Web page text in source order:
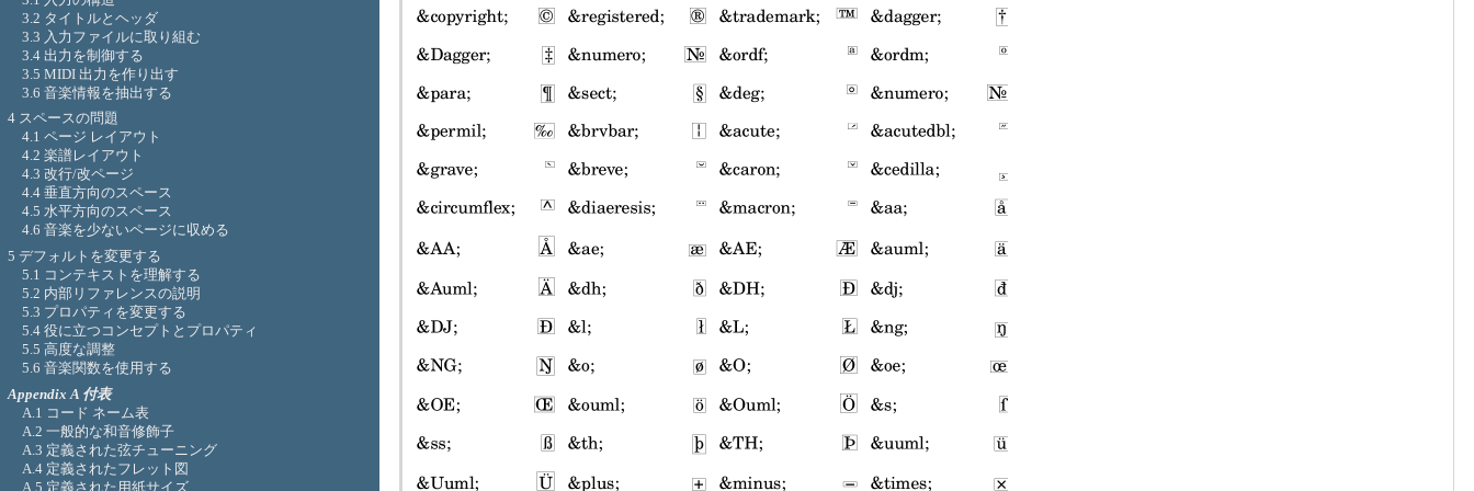
3.2 タイトルとヘッダ
3.3 入力ファイルに取り組む
3.4 出力を制御する
3.5 MIDI 出力を作り出す
3.6 音楽情報を抽出する
4 スペースの問題
4.1 ページ レイアウト
4.2 楽譜レイアウト
4.3 改行/改ページ
4.4 垂直方向のスペース
4.5 水平方向のスペース
4.6 音楽を少ないページに収める
5 デフォルトを変更する
5.1 コンテキストを理解する
5.2 内部リファレンスの説明
5.3 プロパティを変更する
5.4 役に立つコンセプトとプロパティ
5.5 高度な調整
5.6 音楽関数を使用する
Appendix A 付表
A.1 コード ネーム表
A.2 一般的な和音修飾子
A.3 定義された弦チューニング
A.4 定義されたフレット図
A.5 定義された用紙サイズ